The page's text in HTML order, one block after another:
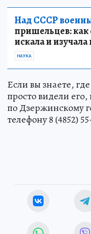
Над СССР
пришельцев: как
искала и
НАУКА
Если вы знаете,
просто видели
по Дзержинскому
телефону 8 (4852)